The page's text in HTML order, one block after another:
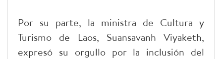
Por su parte, la ministra de Cultura y
Turismo de Laos, Suansavanh Viyaketh,
expresó su orgullo por la inclusión del